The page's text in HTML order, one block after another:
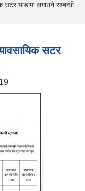
भाडामा लगाउने सम्बन्धी
सटर